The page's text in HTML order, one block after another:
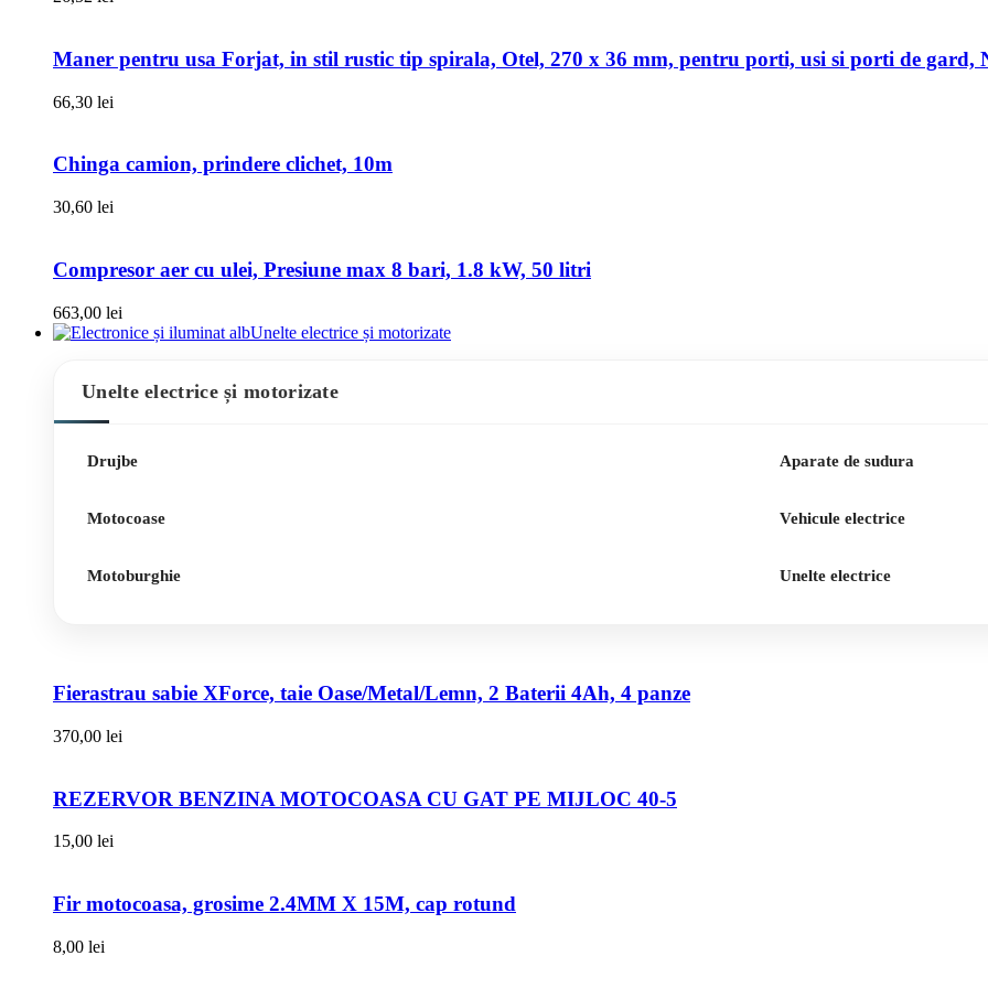
Maner pentru usa Forjat, in stil rustic tip spirala, Otel, 270 x 36 mm, pentru porti, usi si porti de gard,
66,30 lei
Chinga camion, prindere clichet, 10m
30,60 lei
Compresor aer cu ulei, Presiune max 8 bari, 1.8 kW, 50 litri
663,00 lei
Unelte electrice și motorizate
Unelte electrice și motorizate
Drujbe
Motocoase
Motoburghie
Aparate de sudura
Vehicule electrice
Unelte electrice
Fierastrau sabie XForce, taie Oase/Metal/Lemn, 2 Baterii 4Ah, 4 panze
370,00 lei
REZERVOR BENZINA MOTOCOASA CU GAT PE MIJLOC 40-5
15,00 lei
Fir motocoasa, grosime 2.4MM X 15M, cap rotund
8,00 lei